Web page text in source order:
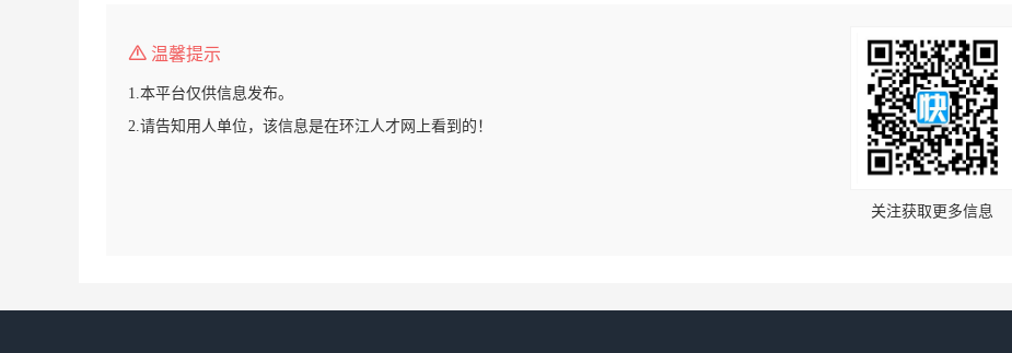
温馨提示
1.本平台仅供信息发布。
2.请告知用人单位，该信息是在环江人才网上看到的！
关注获取更多信息